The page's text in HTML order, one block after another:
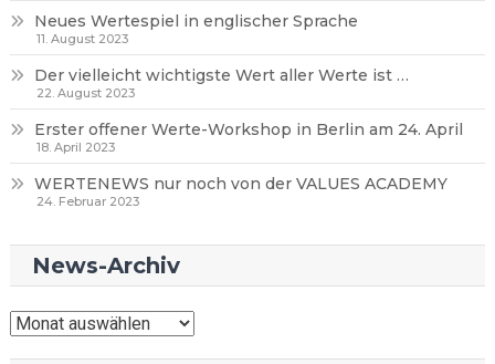
Neues Wertespiel in englischer Sprache
11. August 2023
Der vielleicht wichtigste Wert aller Werte ist …
22. August 2023
Erster offener Werte-Workshop in Berlin am 24. April
18. April 2023
WERTENEWS nur noch von der VALUES ACADEMY
24. Februar 2023
News-Archiv
News-